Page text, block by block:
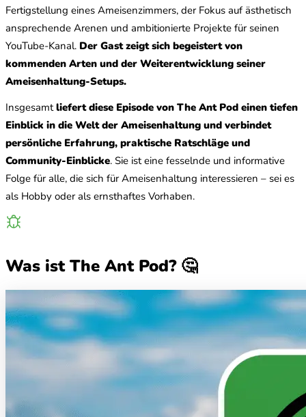
Fertigstellung eines Ameisenzimmers, der Fokus auf ästhetisch
ansprechende Arenen und ambitionierte Projekte für seinen
YouTube-Kanal. Der Gast zeigt sich begeistert von
kommenden Arten und der Weiterentwicklung seiner
Ameisenhaltung-Setups.
Insgesamtliefert diese Episode von The Ant Pod einen tiefen
Einblick in die Welt der Ameisenhaltung und verbindet
persönliche Erfahrung, praktische Ratschläge und
Community-Einblicke. Sie ist eine fesselnde und informative
Folge für alle, die sich für Ameisenhaltung interessieren – sei es
als Hobby oder als ernsthaftes Vorhaben.
Was ist The Ant Pod? 🤔